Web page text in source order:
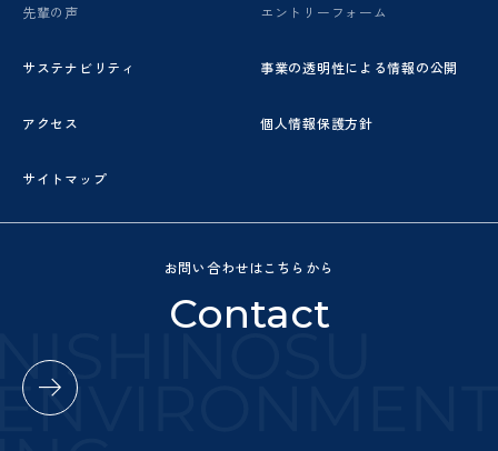
先輩の声 エントリーフォーム
サステナビリティ 事業の透明性による情報の公開
アクセス 個人情報保護方針
サイトマップ
お問い合わせはこちらから
Contact